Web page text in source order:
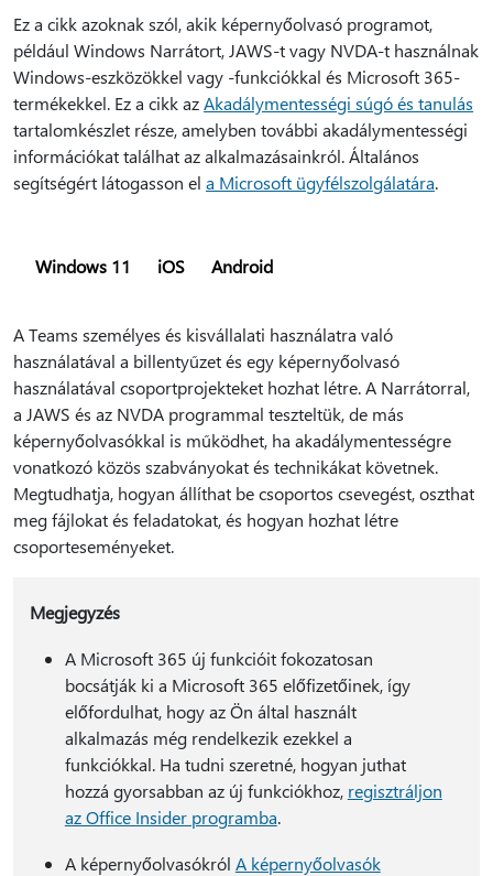
Ez a cikk azoknak szól, akik képernyőolvasó programot,
például Windows Narrátort, JAWS-t vagy NVDA-t használnak
Windows-eszközökkel vagy -funkciókkal és Microsoft 365-
termékekkel. Ez a cikk azAkadálymentességi súgó és tanulás
tartalomkészlet része, amelyben további akadálymentességi
információkat találhat az alkalmazásainkról. Általános
segítségért látogasson el a Microsoft ügyfélszolgálatára.
Windows 11 iOS Android
A Teams személyes és kisvállalati használatra való
használatával a billentyűzet és egy képernyőolvasó
használatával csoportprojekteket hozhat létre. A Narrátorral,
a JAWS és az NVDA programmal teszteltük, de más
képernyőolvasókkal is működhet, ha akadálymentességre
vonatkozó közös szabványokat és technikákat követnek.
Megtudhatja, hogyan állíthat be csoportos csevegést, oszthat
meg fájlokat és feladatokat, és hogyan hozhat létre
csoporteseményeket.
Megjegyzés
A Microsoft 365 új funkcióit fokozatosan
bocsátják ki a Microsoft 365 előfizetőinek, így
előfordulhat, hogy az Ön által használt
alkalmazás még rendelkezik ezekkel a
funkciókkal. Ha tudni szeretné, hogyan juthat
hozzá gyorsabban az új funkciókhoz, regisztráljon
az Office Insider programba.
A képernyőolvasókról A képernyőolvasók